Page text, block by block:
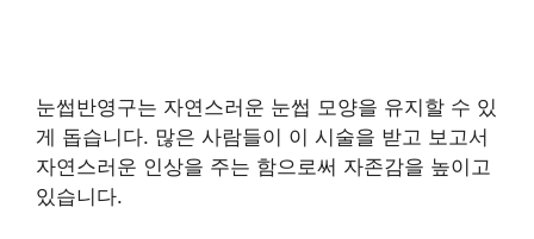
눈썹반영구는 자연스러운 눈썹 모양을 유지할 수 있
게 돕습니다. 많은 사람들이 이 시술을 받고 보고서
자연스러운 인상을 주는 함으로써 자존감을 높이고
있습니다.